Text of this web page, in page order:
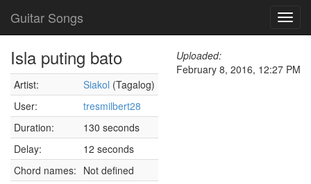
Guitar Songs
Isla puting bato
Artist: Siakol (Tagalog)
User:
tresmilbert28
Duration:
130 seconds
Delay:
12 seconds
Chord names: Not defined
Uploaded:
February 8, 2016, 12:27 PM